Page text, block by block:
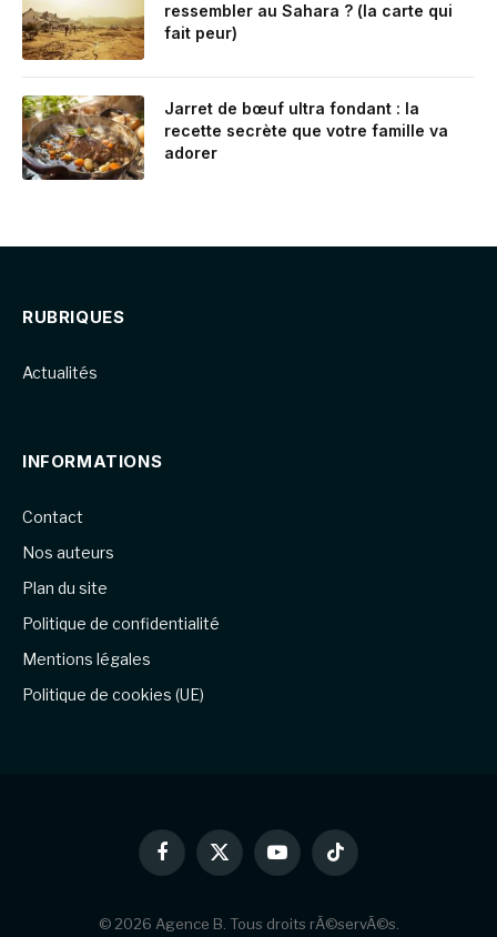
ressembler au Sahara ? (la carte qui
fait peur)
Jarret de bœuf ultra fondant : la
recette secrète que votre famille va
adorer
RUBRIQUES
Actualités
INFORMATIONS
Contact
Nos auteurs
Plan du site
Politique de confidentialité
Mentions légales
Politique de cookies (UE)
Facebook
X
YouTubeTikTok
© 2026 Agence B. Tous droits rÃ©servÃ©s.